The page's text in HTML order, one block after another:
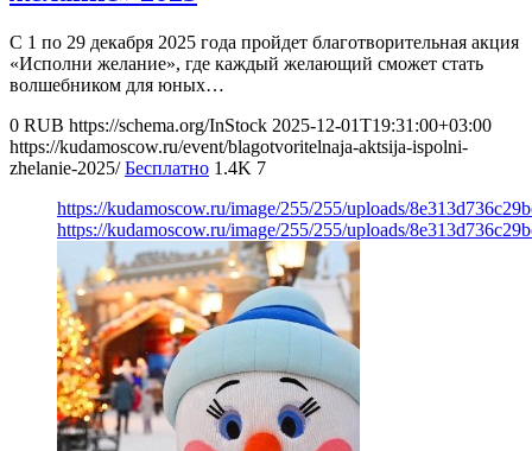
С 1 по 29 декабря 2025 года пройдет благотворительная акция
«Исполни желание», где каждый желающий сможет стать
волшебником для юных…
0 RUB https://schema.org/InStock 2025-12-01T19:31:00+03:00
https://kudamoscow.ru/event/blagotvoritelnaja-aktsija-ispolni-
zhelanie-2025/ Бесплатно 1.4K 7
https://kudamoscow.ru/image/255/255/uploads/
https://kudamoscow.ru/image/255/255/uploads/